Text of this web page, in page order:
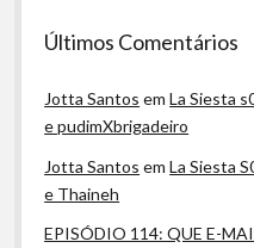
Últimos Comentários
Jotta Santos emLa Siesta
e pudimXbrigadeiro
Jotta Santos emLa Siesta
e Thaineh
EPISÓDIO 114: QUE E-